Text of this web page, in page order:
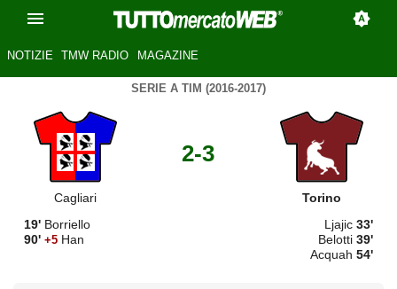
NOTIZIE TMW RADIO MAGAZINE
SERIE A TIM (2016-2017)
Cagliari
2-3
Torino
19' Borriello
90' +5 Han
Ljajic 33'
Belotti 39'
Acquah 54'